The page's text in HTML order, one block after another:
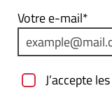
Votre e-mail*
J’accepte les